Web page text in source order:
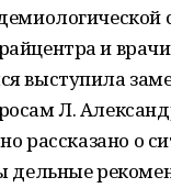
и врачи
выступила
Л.
рассказано о
дельные